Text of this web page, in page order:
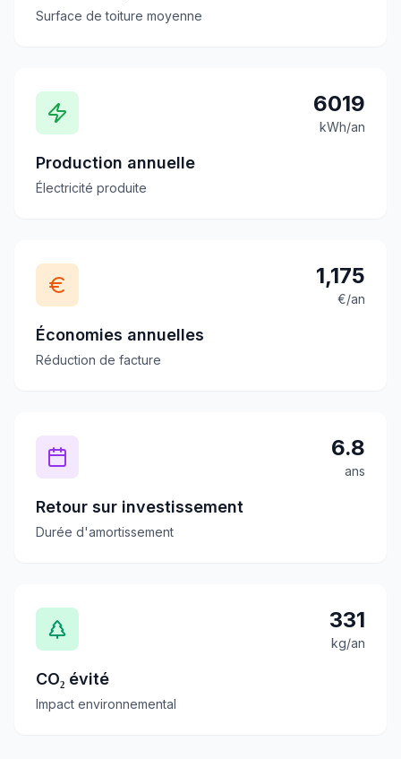
Surface de toiture moyenne
6019
kWh/an
Production annuelle
Électricité produite
1,175
€/an
Économies annuelles
Réduction de facture
6.8
ans
Retour sur investissement
Durée d'amortissement
331
kg/an
CO₂ évité
Impact environnemental